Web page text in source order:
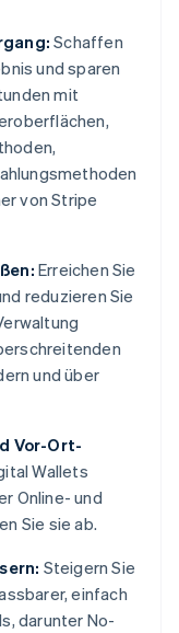
Schaffen
und sparen
mit
von Stripe
Erreichen Sie
reduzieren Sie
und über
Vor-Ort-
Wallets
Online- und
Sie sie ab.
Steigern Sie
einfach
darunter No-